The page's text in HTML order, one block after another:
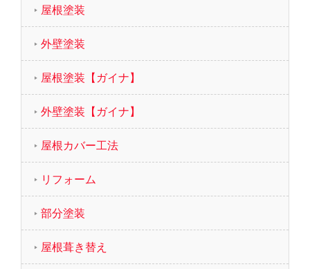
屋根塗装
外壁塗装
屋根塗装【ガイナ】
外壁塗装【ガイナ】
屋根カバー工法
リフォーム
部分塗装
屋根葺き替え